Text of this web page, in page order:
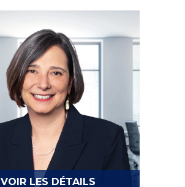
VOIR LES DÉTAILS